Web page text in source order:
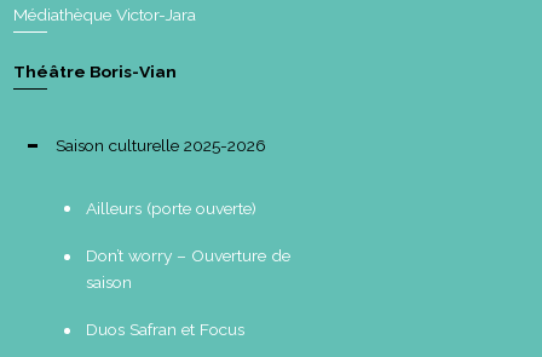
Médiathèque Victor-Jara
Théâtre Boris-Vian
Saison culturelle 2025-2026
Ailleurs (porte ouverte)
Don’t worry – Ouverture de
saison
Duos Safran et Focus